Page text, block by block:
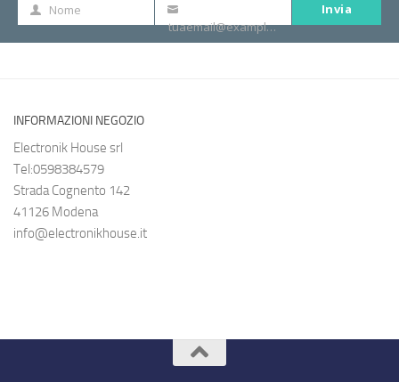
Nome
Nome
tua
tuaemail@example.com
Invia
INFORMAZIONI NEGOZIO
Electronik House srl
Tel:0598384579
Strada Cognento 142
41126 Modena
info@electronikhouse.it